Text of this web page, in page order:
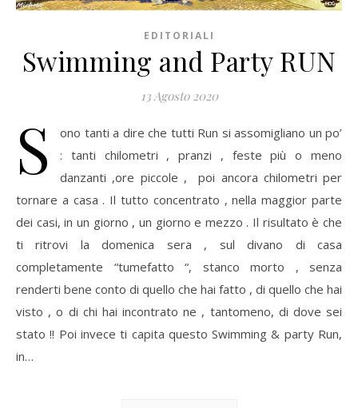
EDITORIALI
Swimming and Party RUN
13 Agosto 2020
S
ono tanti a dire che tutti Run si assomigliano un po’
: tanti chilometri , pranzi , feste più o meno
danzanti ,ore piccole , poi ancora chilometri per
tornare a casa . Il tutto concentrato , nella maggior parte
dei casi, in un giorno , un giorno e mezzo . Il risultato è che
ti ritrovi la domenica sera , sul divano di casa
completamente “tumefatto “, stanco morto , senza
renderti bene conto di quello che hai fatto , di quello che hai
visto , o di chi hai incontrato ne , tantomeno, di dove sei
stato !! Poi invece ti capita questo Swimming & party Run,
in…